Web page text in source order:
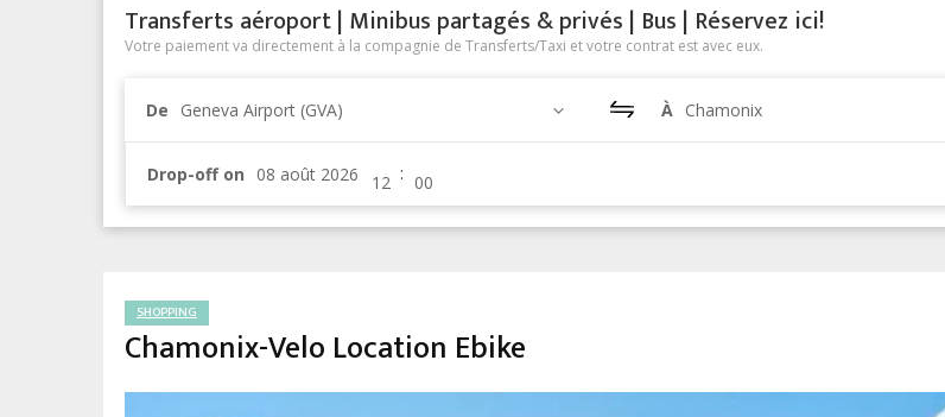
Transferts aéroport | Minibus partagés & privés | Bus | Réservez ici!
Votre paiement va directement à la compagnie de Transferts/Taxi et votre contrat est avec eux.
De Geneva Airport (GVA) À Chamonix
Drop-off on :
SHOPPING
Chamonix-Velo Location Ebike